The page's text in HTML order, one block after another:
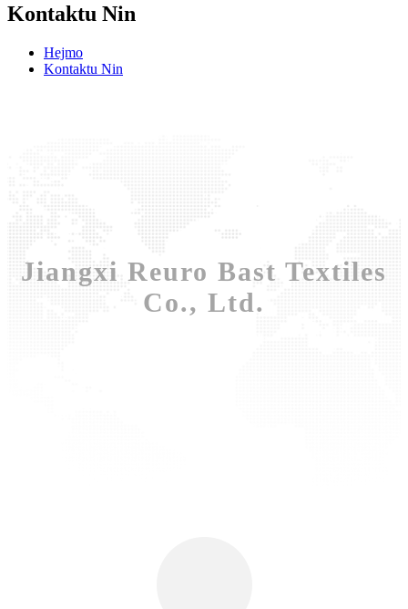
Kontaktu Nin
Hejmo
Kontaktu Nin
Jiangxi Reuro Bast Textiles
Co., Ltd.